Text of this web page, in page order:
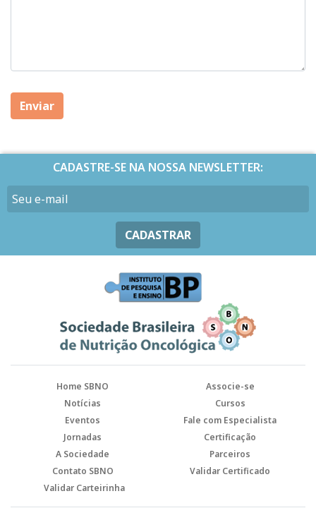
CADASTRE-SE NA NOSSA NEWSLETTER:
CADASTRAR
Home SBNO
Associe-se
Notícias
Cursos
Eventos
Fale com Especialista
Jornadas
Certificação
A Sociedade
Parceiros
Contato SBNO
Validar Certificado
Validar Carteirinha